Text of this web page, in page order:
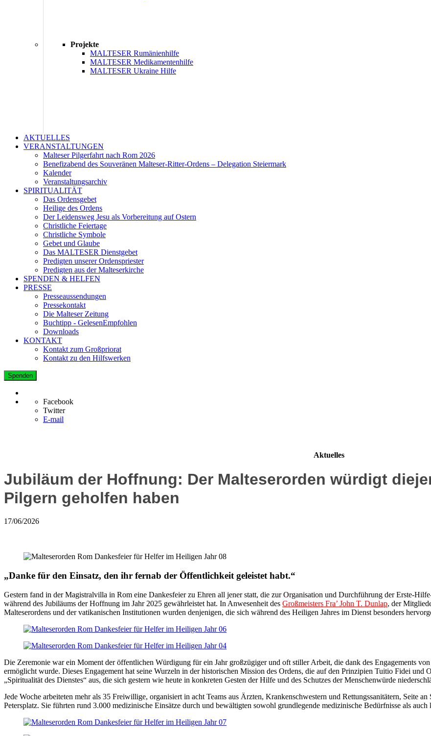
Projekte
MALTESER Rumänienhilfe
MALTESER Medikamentenhilfe
MALTESER Ukraine Hilfe
AKTUELLES
VERANSTALTUNGEN
Malteser Pilgerfahrt nach Rom 2026
Benefizabend des Souveränen Malteser-Ritter-Ordens – Delegation Steiermark
Kalender
Veranstaltungsarchiv
SPIRITUALITÄT
Das Ordensgebet
Heilige des Ordens
Der Leidensweg Jesu als Vorbereitung auf Ostern
Christliche Feiertage
Christliche Symbole
Gebet und Glaube
Das MALTESER Dienstgebet
Predigten unserer Ordenspriester
Predigten aus der Malteserkirche
SPENDEN & HELFEN
PRESSE
Presseaussendungen
Pressekontakt
Die Malteser Zeitung
Buchtipp - GelesenEmpfohlen
Downloads
KONTAKT
Kontakt zum Großpriorat
Kontakt zu den Hilfswerken
Spenden
Facebook
Twitter
E-mail
Aktuelles
Jubiläum der Hoffnung: Der Malteserorden würdigt
Pilgern geholfen haben
17/06/2026
„Danke für den Einsatz, den ihr fernab der Öffentlichkeit geleistet habt.“
Gestern fand in der Magistralvilla in Rom eine Dankesfeier zu Ehren all jener statt, die zur Organisation und Durchführung der Erste-
während des Jubiläums der Hoffnung im Jahr 2025 gewährleistet hat. In Anwesenheit des Großmeisters Fra’ John T. Dunlap, der
Malteserordens und der vatikanischen Institutionen wurden denjenigen, die sich während des Heiligen Jahres im Dienst besonders
Die Zeremonie war ein Moment der öffentlichen Würdigung für ein Jahr großzügiger und oft stiller Arbeit, die dank des Engagements
ermöglicht wurde. Dieses Engagement hat seine Wurzeln in der historischen Mission des Ordens, die auf den Prinzipien Tuitio Fidei und
„Spiritualität des Dienstes“ aus, die sich gestern wie heute in konkreten Gesten der Hilfe und des Schutzes der Menschenwürde
Jede Woche arbeiteten mehr als 35 Freiwillige, organisiert in acht Teams aus Ärzten, Krankenschwestern und Rettungssanitätern, Seite
Petersplatz. Sie führten rund 3.000 medizinische Einsätze durch und bewältigten sowohl grundlegende medizinische Bedürfnisse als